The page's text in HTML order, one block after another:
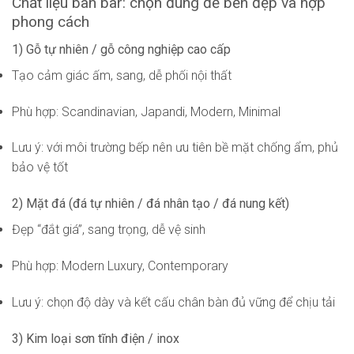
phong cách
1) Gỗ tự nhiên / gỗ công nghiệp cao cấp
Tạo cảm giác ấm, sang, dễ phối nội thất
Phù hợp: Scandinavian, Japandi, Modern, Minimal
Lưu ý: với môi trường bếp nên ưu tiên bề mặt chống ẩm, phủ
bảo vệ tốt
2) Mặt đá (đá tự nhiên / đá nhân tạo / đá nung kết)
Đẹp “đắt giá”, sang trọng, dễ vệ sinh
Phù hợp: Modern Luxury, Contemporary
Lưu ý: chọn độ dày và kết cấu chân bàn đủ vững để chịu tải
3) Kim loại sơn tĩnh điện / inox